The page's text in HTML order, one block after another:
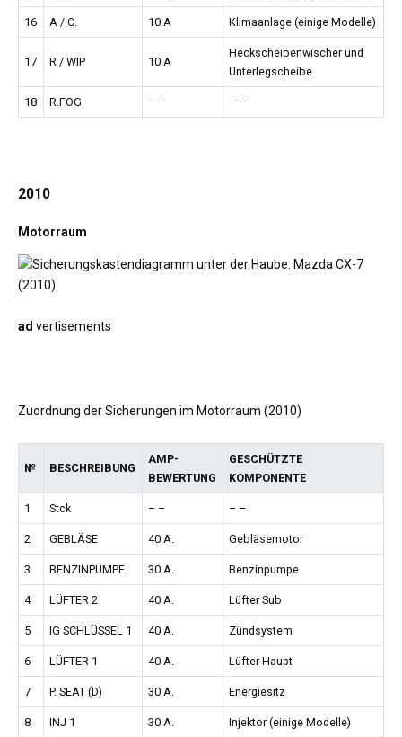
16 A / C. 10 A Klimaanlage (einige Modelle)
17 R / WIP 10 A
Heckscheibenwischer und
Unterlegscheibe
18 R.FOG – – – –
2010
Motorraum
ad vertisements
Zuordnung der Sicherungen im Motorraum (2010)
№ BESCHREIBUNG
AMP-
BEWERTUNG
GESCHÜTZTE
KOMPONENTE
1 Stck – – – –
2 GEBLÄSE 40 A. Gebläsemotor
3 BENZINPUMPE 30 A. Benzinpumpe
4 LÜFTER 2 40 A. Lüfter Sub
5 IG SCHLÜSSEL 1 40 A. Zündsystem
6 LÜFTER 1 40 A. Lüfter Haupt
7 P. SEAT (D) 30 A. Energiesitz
8 INJ 1 30 A. Injektor (einige Modelle)